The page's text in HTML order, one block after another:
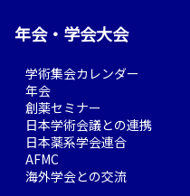
年会・学会大会
学術集会カレンダー
年会
創薬セミナー
日本学術会議との連携
日本薬系学会連合
AFMC
海外学会との交流